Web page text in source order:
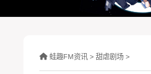
蛙趣FM资讯 > 甜虐剧场 >